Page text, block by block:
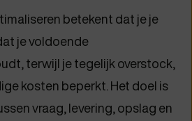
betekent dat je je
je voldoende
terwijl je tegelijk overstock,
kosten beperkt. Het doel is
vraag, levering, opslag en